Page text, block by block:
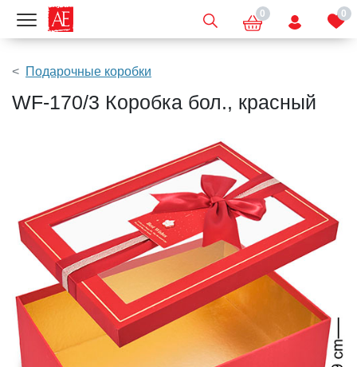
Показать меню 0 0
Подарочные коробки
WF-170/3 Коробка бол., красный